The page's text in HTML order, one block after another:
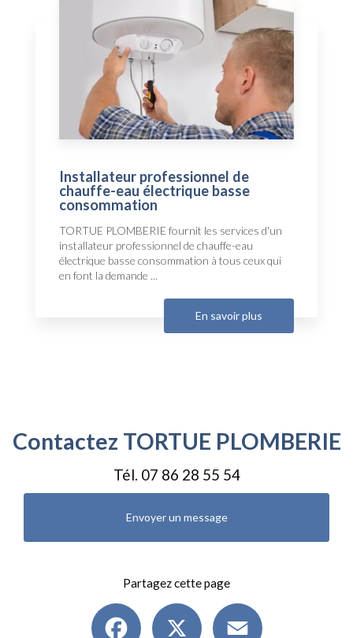
Installateur professionnel de
chauffe-eau électrique basse
consommation
TORTUE PLOMBERIE fournit les services d'un
installateur professionnel de chauffe-eau
électrique basse consommation à tous ceux qui
en font la demande ...
En savoir plus
Contactez TORTUE PLOMBERIE
Tél. 07 86 28 55 54
Envoyer un message
Partagez cette page
Facebook